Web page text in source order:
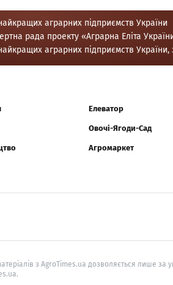
аграрних підприємств України
рада проекту «Аграрна Еліта
аграрних підприємств України,
Елеватор
Овочі-Ягоди-Сад
Агромаркет
з AgroTimes.ua дозволяється лише